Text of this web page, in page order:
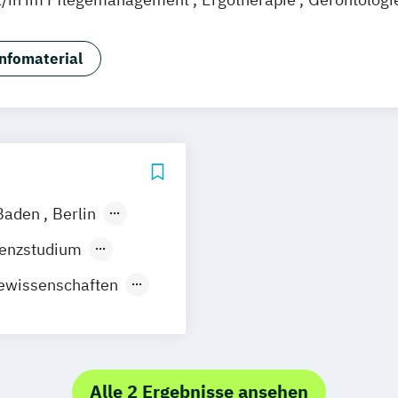
Pflegepädagogik
Berlin
Wuppertal
in der
Alle 2 Ergebnisse ansehen